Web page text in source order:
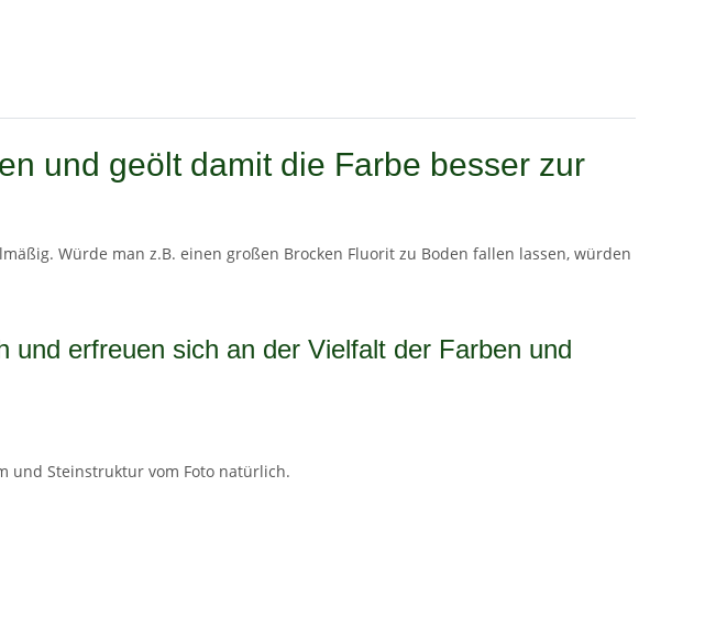
und geölt damit die Farbe besser zur
Würde man z.B. einen großen Brocken Fluorit zu Boden fallen lassen, würden
erfreuen sich an der Vielfalt der Farben und
und Steinstruktur vom Foto natürlich.